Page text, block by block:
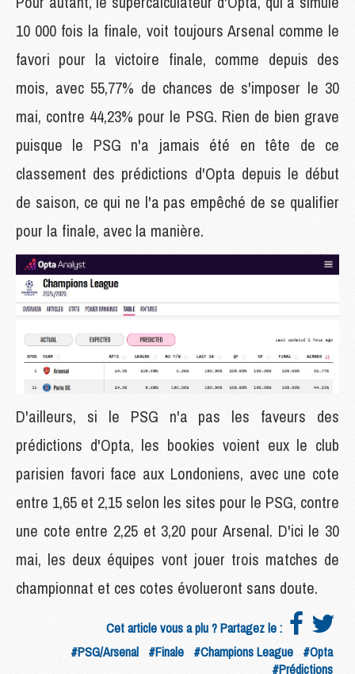
10 000 fois la finale, voit toujours Arsenal comme le
favori pour la victoire finale, comme depuis des
mois, avec 55,77% de chances de s'imposer le 30
mai, contre 44,23% pour le PSG. Rien de bien grave
puisque le PSG n'a jamais été en tête de ce
classement des prédictions d'Opta depuis le début
de saison, ce qui ne l'a pas empêché de se qualifier
pour la finale, avec la manière.
D'ailleurs, si le PSG n'a pas les faveurs des
prédictions d'Opta, les bookies voient eux le club
parisien favori face aux Londoniens, avec une cote
entre 1,65 et 2,15 selon les sites pour le PSG, contre
une cote entre 2,25 et 3,20 pour Arsenal. D'ici le 30
mai, les deux équipes vont jouer trois matches de
championnat et ces cotes évolueront sans doute.
Cet article vous a plu ? Partagez le :
#PSG/Arsenal #Finale #Champions League #Opta
#Prédictions